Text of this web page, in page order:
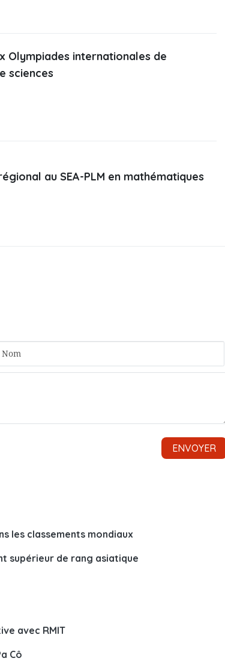
Olympiades internationales de
sciences
au SEA-PLM en mathématiques
les classements mondiaux
supérieur de rang asiatique
avec RMIT
Cô